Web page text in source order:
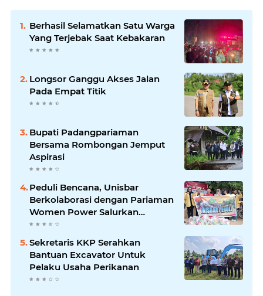
Berhasil Selamatkan Satu Warga
Yang Terjebak Saat Kebakaran
Longsor Ganggu Akses Jalan
Pada Empat Titik
Bupati Padangpariaman
Bersama Rombongan Jemput
Aspirasi
Peduli Bencana, Unisbar
Berkolaborasi dengan Pariaman
Women Power Salurkan
Bantuan untuk Korban Banjir di
Padang
Sekretaris KKP Serahkan
Bantuan Excavator Untuk
Pelaku Usaha Perikanan